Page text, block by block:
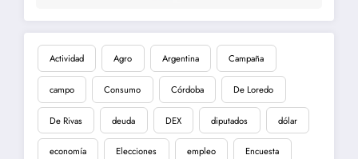
Actividad Agro Argentina Campaña
campo Consumo Córdoba De Loredo
De Rivas deuda DEX diputados dólar
economía Elecciones empleo Encuesta